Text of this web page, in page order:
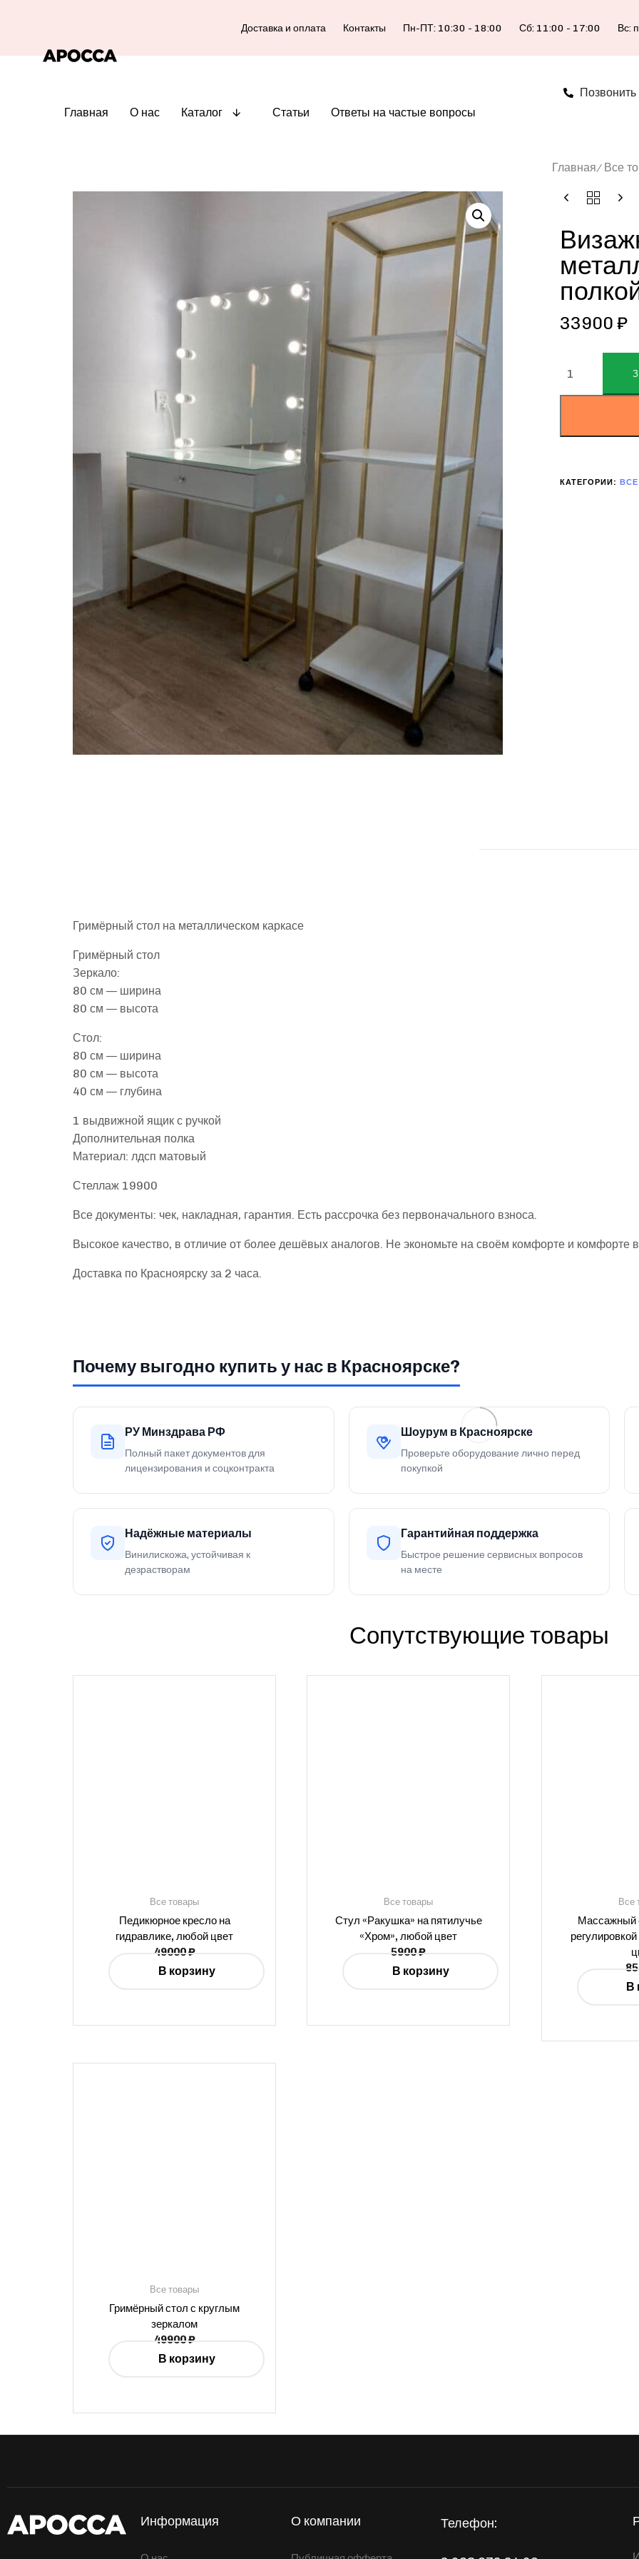
Доставка и оплата Контакты Пн-ПТ: 10:30 - 18:00 Сб: 11:00 - 17:00 Вс:
Главная О нас Каталог Статьи Ответы на частые вопросы
Позвонить
Главная Все
33900 ₽
КАТЕГОРИИ:
Гримёрный стол на металлическом каркасе
Гримёрный стол
Зеркало:
80 см — ширина
80 см — высота
Стол:
80 см — ширина
80 см — высота
40 см — глубина
1 выдвижной ящик с ручкой
Дополнительная полка
Материал: лдсп матовый
Стеллаж 19900
Все документы: чек, накладная, гарантия. Есть рассрочка без первоначального взноса.
Высокое качество, в отличие от более дешёвых аналогов. Не экономьте на своём комфорте и комфорте
Доставка по Красноярску за 2 часа.
Почему выгодно купить у нас в Красноярске?
РУ Минздрава РФ
Полный пакет документов для
лицензирования и соцконтракта
Шоурум в Красноярске
Проверьте оборудование лично перед
покупкой
Надёжные материалы
Винилискожа, устойчивая к
дезрастворам
Гарантийная поддержка
Быстрое решение сервисных вопросов
на месте
Сопутствующие товары
Все товары
Педикюрное кресло на
гидравлике, любой цвет
49000₽
В корзину
Все товары
Стул «Ракушка» на пятилучье
«Хром», любой цвет
5900₽
В корзину
Все
Массажный
В
Все товары
Гримёрный стол с круглым
зеркалом
49900₽
В корзину
Информация О компании Телефон: